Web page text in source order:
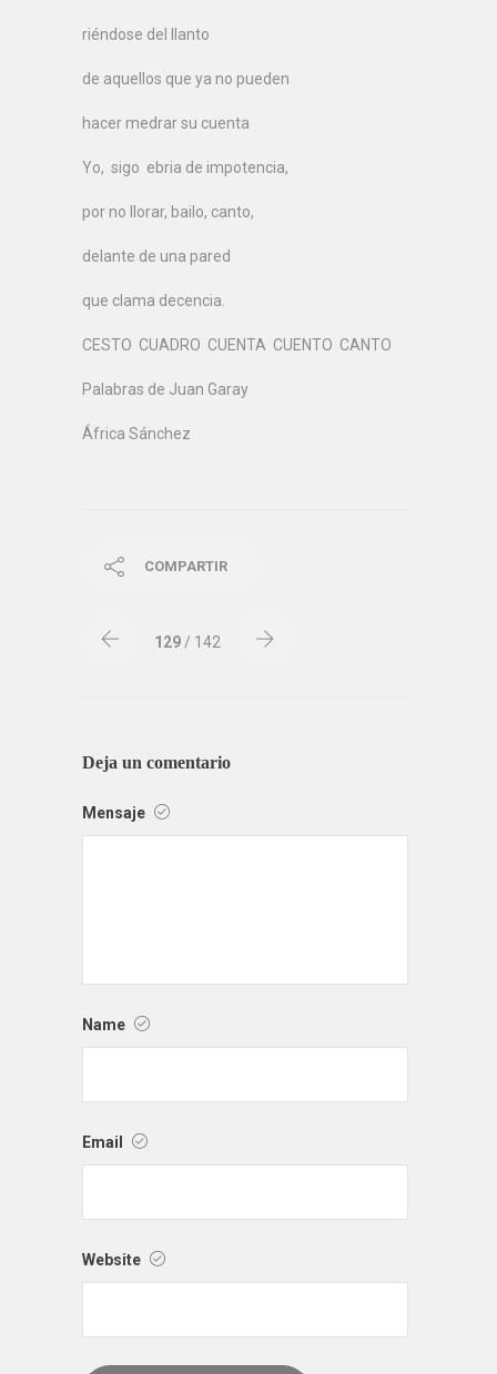
riéndose del llanto
de aquellos que ya no pueden
hacer medrar su cuenta
Yo, sigo ebria de impotencia,
por no llorar, bailo, canto,
delante de una pared
que clama decencia.
CESTO CUADRO CUENTA CUENTO CANTO
Palabras de Juan Garay
África Sánchez
COMPARTIR
129 / 142
Deja un comentario
Mensaje
Name
Email
Website